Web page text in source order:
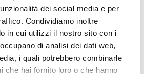
dei social media e per
Condividiamo inoltre
in cui utilizzi il nostro sito con i
di analisi dei dati web,
i quali potrebbero combinarle
che hai fornito loro o che hanno
sulle Comunità
Maurizio Ferraris
di Maps Group –
rotonda sulle